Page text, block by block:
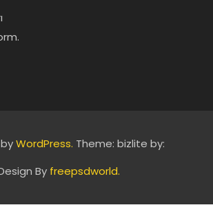
WordPress. Theme: bizlite by:
By freepsdworld.